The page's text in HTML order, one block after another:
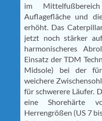
im
Auflagefläche und
erhöht. Das
jetzt noch stärker
harmonischeres
Einsatz der TDM
Midsole) bei der
weichere
für schwerere Läufer.
eine Shorehärte
Herrengrößen (US 7